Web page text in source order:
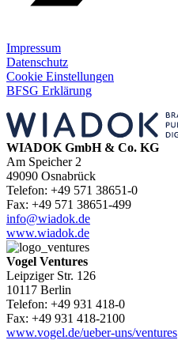
Impressum
Datenschutz
Cookie Einstellungen
BFSG Erklärung
WIADOK GmbH & Co. KG
Am Speicher 2
49090 Osnabrück
Telefon: +49 571 38651-0
Fax: +49 571 38651-499
info@wiadok.de
www.wiadok.de
Vogel Ventures
Leipziger Str. 126
10117 Berlin
Telefon: +49 931 418-0
Fax: +49 931 418-2100
www.vogel.de/ueber-uns/ventures